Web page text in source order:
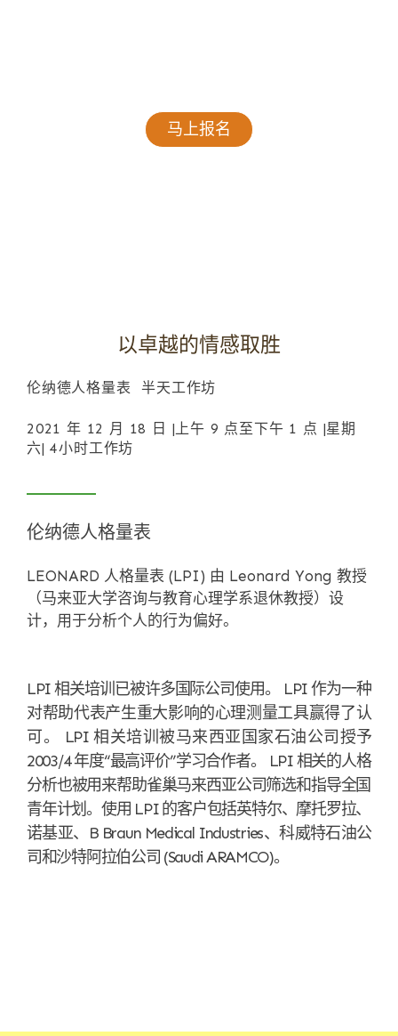
马上报名
以卓越的情感取胜
伦纳德人格量表半天工作坊
2021 年 12 月 18 日 |上午 9 点至下午 1 点 |星期
六| 4小时工作坊
伦纳德人格量表
LEONARD 人格量表 (LPI) 由 Leonard Yong 教授
（马来亚大学咨询与教育心理学系退休教授）设
计，用于分析个人的行为偏好。
LPI 相关培训已被许多国际公司使用。 LPI 作为一种
对帮助代表产生重大影响的心理测量工具赢得了认
可。 LPI 相关培训被马来西亚国家石油公司授予
2003/4 年度“最高评价”学习合作者。 LPI 相关的人格
分析也被用来帮助雀巢马来西亚公司筛选和指导全国
青年计划。使用 LPI 的客户包括英特尔、摩托罗拉、
诺基亚、B Braun Medical Industries、科威特石油公
司和沙特阿拉伯公司 (Saudi ARAMCO)。